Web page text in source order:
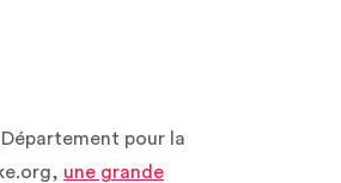
pour la
une grande